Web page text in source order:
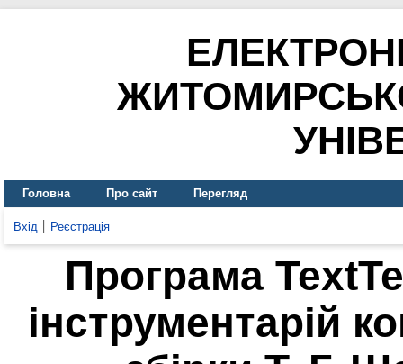
Головна Про сайт Перегляд
Вхід Реєстрація
Програма
інструментарій